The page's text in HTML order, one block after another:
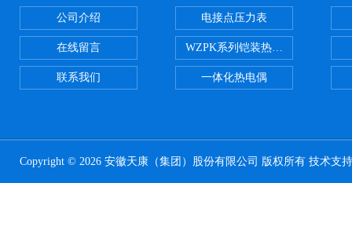
公司介绍
在线留言
联系我们
电接点压力表
WZPK系列铠装热电阻
一体化热电偶
Copyright © 2026 安徽天康（集团）股份有限公司 版权所有 技术支